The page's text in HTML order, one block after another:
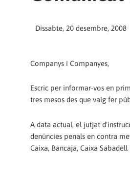
Dissabte, 20 desembre, 2008
Companys i Companyes,
Escric per informar-vos en
tres mesos des que vaig fer
A data actual, el jutjat
denúncies penals en contra
Caixa, Bancaja, Caixa